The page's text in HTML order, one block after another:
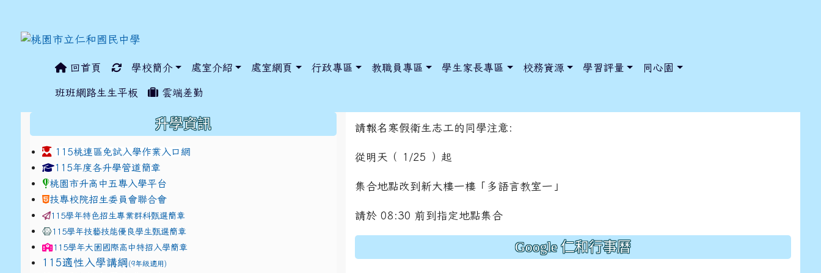
回首頁 學校簡介 處室介紹 處室網頁 行政專區 教職員專區 學生家長專區 校務資源 學習評量 同心園
班班網路生生平板 雲端差勤
本校寒假志工集合地點改到新大樓一樓「多語言教室
請報名寒假衛生志工的同學注意:
從明天（ 1/25 ）起
集合地點改到新大樓一樓「多語言教室一」
請於 08:30 前到指定地點集合
Google 仁和行事曆
升學資訊
115桃連區免試入學作業入口網
link to https://www.jhjhs.tyc.edu.tw/modules/tadnews/index.php?nsn=5425
115年度各升學管道簡章link to http://tyc.entry.edu.tw/NoExamImitate_TL/NoExamImitateHome/Page/Public/ChooseSys?s=05 style=font-size: 1rem; background-
link to http://tyc.entry.edu.tw/NoExamImitate_TL/NoExamImitateHome/Page/Public/ChooseSys?s=05 style=font-size: 1rem; background-
桃園市升高中五專入學平台
技專校院招生委員會聯合會
115學年特色招生專業群科甄選簡章
115學年技藝技能優良學生甄選簡章
115學年大園國際高中特招入學簡章
115適性入學講綱 (9年級適用)